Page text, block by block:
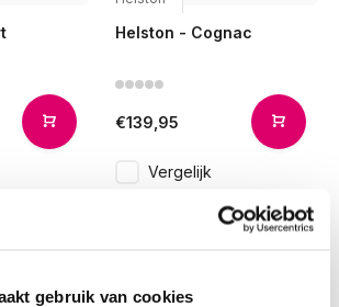
gebruik van cookies
Helston - Cognac
€139,95
Vergelijk